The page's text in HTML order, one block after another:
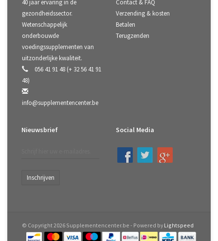
40 jaar ervaring in de
gezondheidssector.
Wetenschappelijk
onderbouwde
voedingssupplementen van
uitzonderlijke kwaliteit.
056 41 91 48 (+ 32 56 41 91
48)
info@supplementencenter.be
Contact & FAQ
Verzending & kosten
Betalen
Terugzenden
Nieuwsbrief
Inschrijven
Social Media
© Copyright 2026 Supplementencenter.be - Powered by Lightspeed